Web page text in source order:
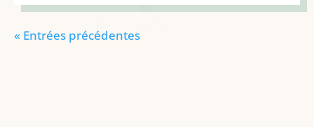
« Entrées précédentes